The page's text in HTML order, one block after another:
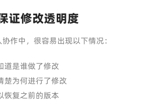
证修改透明度
作中，很容易出现以下情况：
道是谁做了修改
楚为何进行了修改
恢复之前的版本